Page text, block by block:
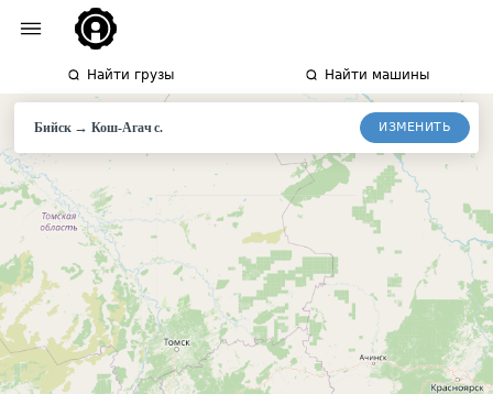
Найти грузы Найти машины
Бийск→Кош-Агачс. ИЗМЕНИТЬ